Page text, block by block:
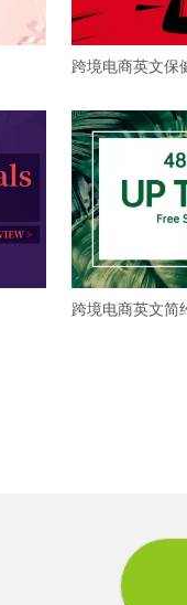
跨境电商英文保
跨境电商英文简